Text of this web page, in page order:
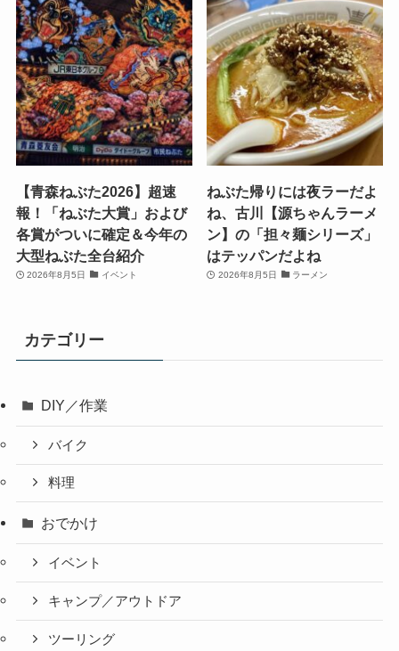
【青森ねぶた2026】超速
報！「ねぶた大賞」および
各賞がついに確定＆今年の
大型ねぶた全台紹介
2026年8月5日 イベント
ねぶた帰りには夜ラーだよ
ね、古川【源ちゃんラーメ
ン】の「担々麺シリーズ」
はテッパンだよね
2026年8月5日 ラーメン
カテゴリー
DIY／作業
バイク
料理
おでかけ
イベント
キャンプ／アウトドア
ツーリング